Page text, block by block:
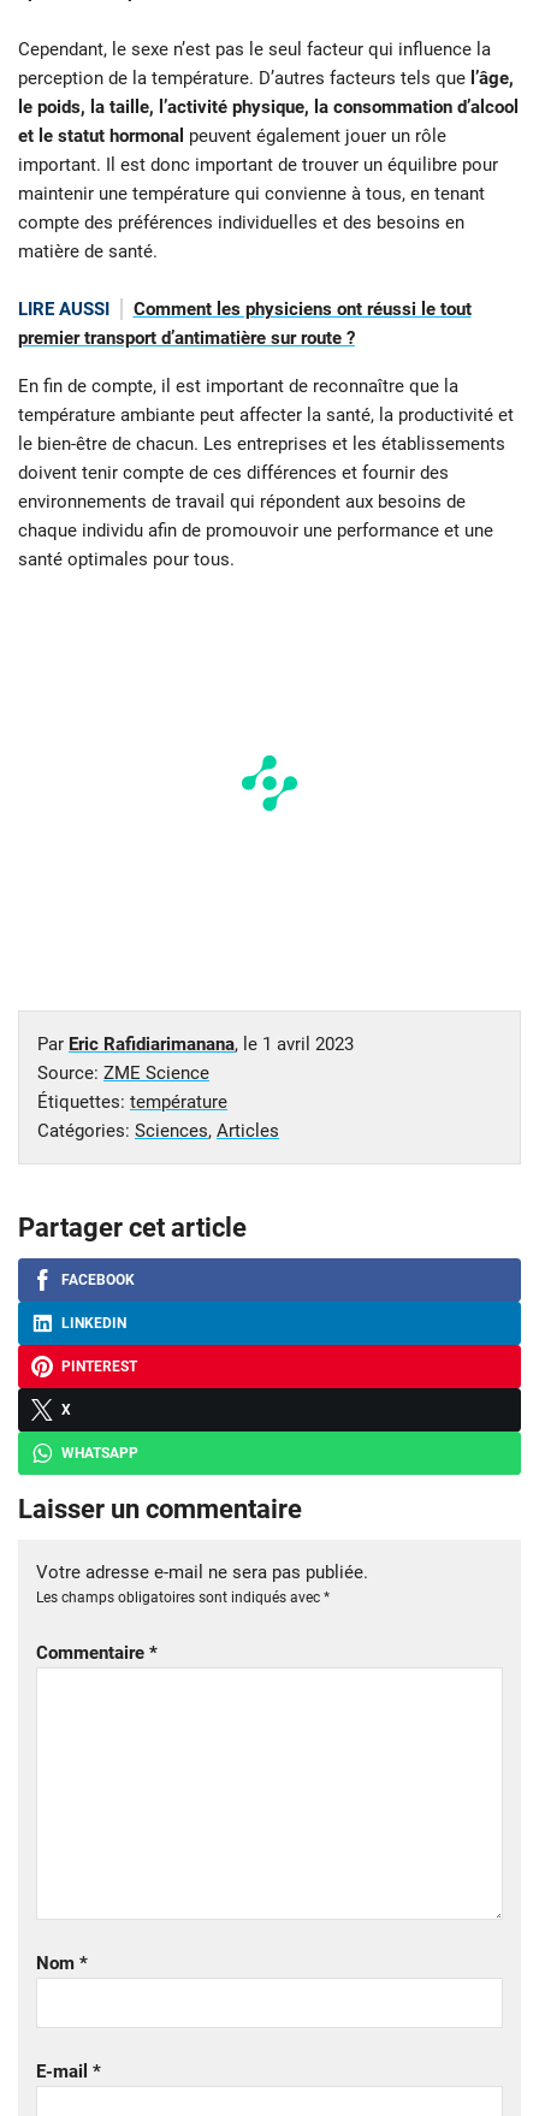
Cependant, le sexe n’est pas le seul facteur qui influence la
perception de la température. D’autres facteurs tels que l’âge,
le poids, la taille, l’activité physique, la consommation d’alcool
et le statut hormonal peuvent également jouer un rôle
important. Il est donc important de trouver un équilibre pour
maintenir une température qui convienne à tous, en tenant
compte des préférences individuelles et des besoins en
matière de santé.
LIRE AUSSI
Comment les physiciens ont réussi le tout
premier transport d’antimatière sur route ?
En fin de compte, il est important de reconnaître que la
température ambiante peut affecter la santé, la productivité et
le bien-être de chacun. Les entreprises et les établissements
doivent tenir compte de ces différences et fournir des
environnements de travail qui répondent aux besoins de
chaque individu afin de promouvoir une performance et une
santé optimales pour tous.
Par Eric Rafidiarimanana, le 1 avril 2023
Source: ZME Science
Étiquettes: température
Catégories: Sciences, Articles
Partager cet article
FACEBOOK
LINKEDIN
PINTEREST
X
WHATSAPP
Laisser un commentaire
Votre adresse e-mail ne sera pas publiée.
Les champs obligatoires sont indiqués avec *
Commentaire *
Nom *
E-mail *